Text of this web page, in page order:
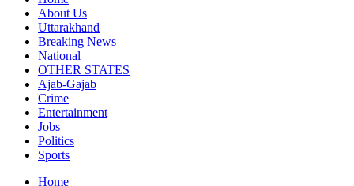
About Us
Uttarakhand
Breaking News
National
OTHER STATES
Ajab-Gajab
Crime
Entertainment
Jobs
Politics
Sports
Home